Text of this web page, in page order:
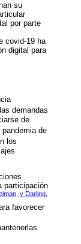
su
por parte
covid-19 ha
digital para
demandas
de
de
los
participación
y Darling,
favorecer